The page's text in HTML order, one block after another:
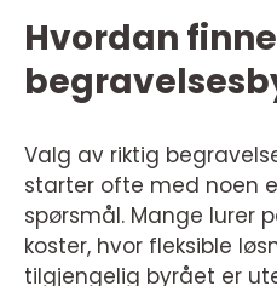
Hvordan
Valg av riktig
starter ofte med noen
spørsmål. Mange lurer
koster, hvor fleksible
tilgjengelig byrået er